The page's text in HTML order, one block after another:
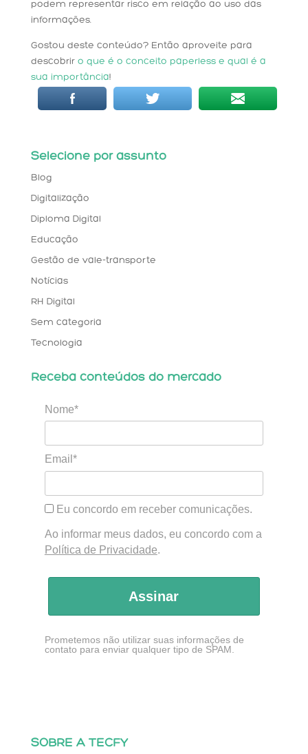
podem representar risco em relação ao uso das
informações.
Gostou deste conteúdo? Então aproveite para
descobrir o que é o conceito paperless e qual é a
sua importância!
Selecione por assunto
Blog
Digitalização
Diploma Digital
Educação
Gestão de vale-transporte
Notícias
RH Digital
Sem categoria
Tecnologia
Receba conteúdos do mercado
Nome*
Email*
Eu concordo em receber comunicações.
Ao informar meus dados, eu concordo com a
Política de Privacidade.
Assinar
Prometemos não utilizar suas informações de
contato para enviar qualquer tipo de SPAM.
SOBRE A TECFY